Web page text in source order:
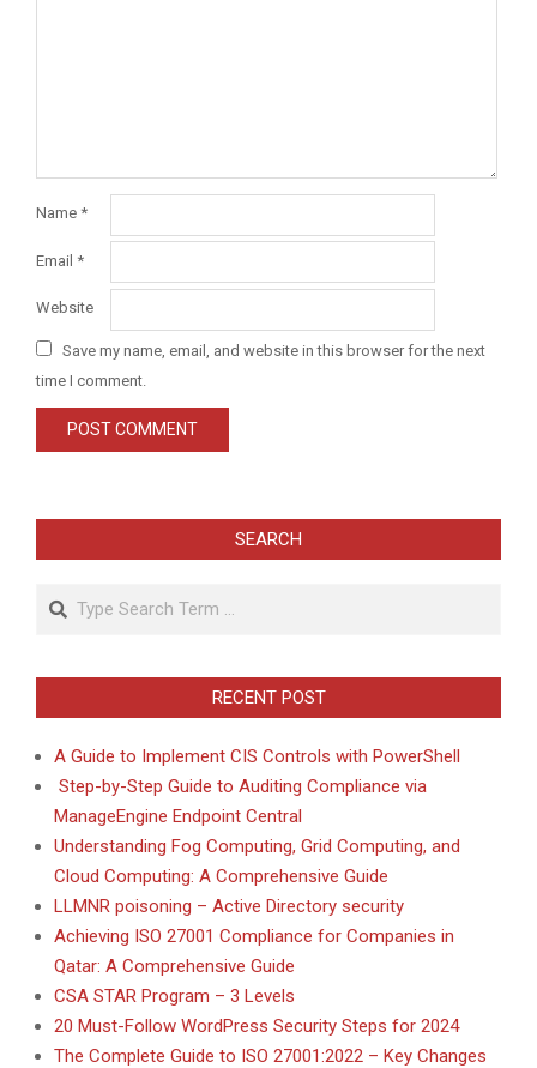
Name *
Email *
Website
Save my name, email, and website in this browser for the next
time I comment.
SEARCH
Search
RECENT POST
A Guide to Implement CIS Controls with PowerShell
Step-by-Step Guide to Auditing Compliance via
ManageEngine Endpoint Central
Understanding Fog Computing, Grid Computing, and
Cloud Computing: A Comprehensive Guide
LLMNR poisoning – Active Directory security
Achieving ISO 27001 Compliance for Companies in
Qatar: A Comprehensive Guide
CSA STAR Program – 3 Levels
20 Must-Follow WordPress Security Steps for 2024
The Complete Guide to ISO 27001:2022 – Key Changes